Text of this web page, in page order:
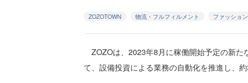
ZOZOTOWN 物流・フルフィルメント ファッショ
ZOZOは、2023年8月に稼働開始予定の新た
て、設備投資による業務の自動化を推進し、